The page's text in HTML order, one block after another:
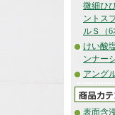
微細ひ
ントス
ルＳ（6
けい酸
ンナー
アング
表面含